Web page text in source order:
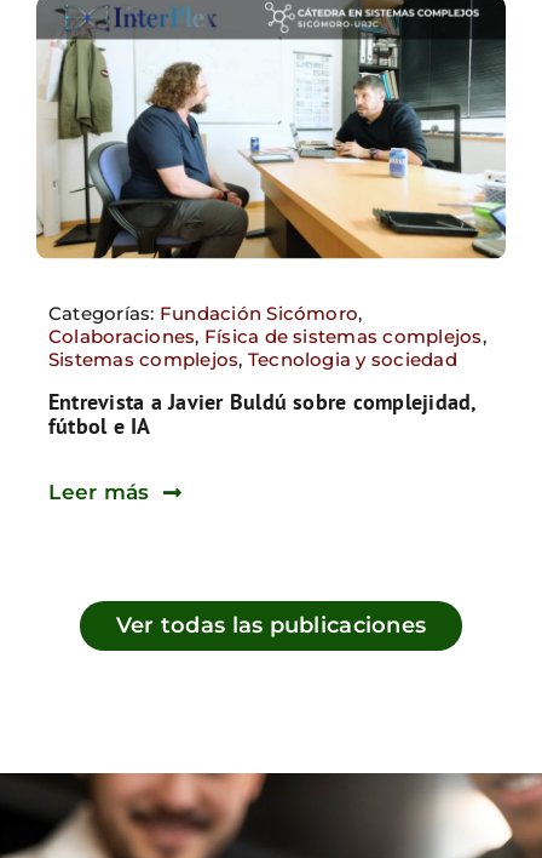
Categorías: Fundación Sicómoro,
Colaboraciones, Física de sistemas complejos,
Sistemas complejos, Tecnologia y sociedad
Entrevista a Javier Buldú sobre complejidad,
fútbol e IA
Leer más
Ver todas las publicaciones